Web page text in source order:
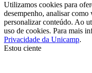
Utilizamos cookies para
desempenho, analisar como
personalizar conteúdo. Ao
uso de cookies. Para mais
Privacidade da Unicamp.
Estou ciente